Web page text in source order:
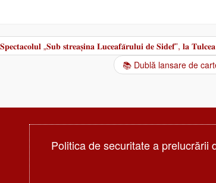
navigation
„𝐒𝐮𝐛 𝐬𝐭𝐫𝐞𝐚𝐬̦𝐢𝐧𝐚 𝐋𝐮𝐜𝐞𝐚𝐟𝐚̆𝐫𝐮𝐥𝐮𝐢 𝐝𝐞 𝐒𝐢𝐝𝐞𝐟”, 𝐥𝐚 𝐓𝐮𝐥𝐜𝐞𝐚
📚 Dublă lansare de
Politica de securitate a prelucrării